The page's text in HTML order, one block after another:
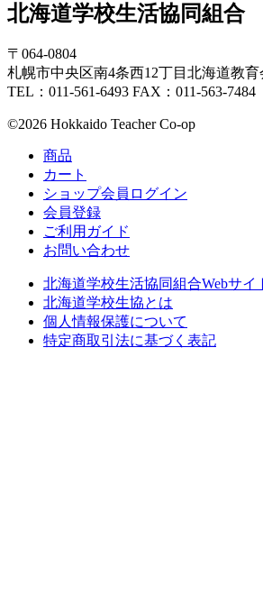
北海道学校生活協同組合
〒064-0804
札幌市中央区南4条西12丁目北海道教育
TEL：011-561-6493 FAX：011-563-7484
©2026 Hokkaido Teacher Co-op
商品
カート
ショップ会員ログイン
会員登録
ご利用ガイド
お問い合わせ
北海道学校生活協同組合Webサイ
北海道学校生協とは
個人情報保護について
特定商取引法に基づく表記